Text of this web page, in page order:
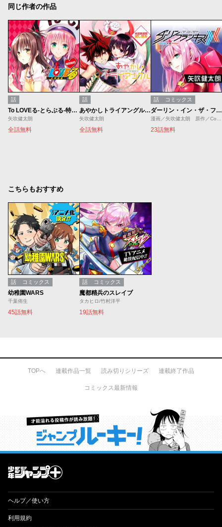
同じ作者の作品
話
To LOVEる-とらぶる-特別読切
矢吹健太朗
全話無料
話
あやかしトライアングル／週刊少年ジャンプ新連載試し読み
矢吹健太朗
全話無料
話 コミックス
ダーリン・イン・ザ・フランキス
23話無料
こちらもおすすめ
話 コミックス
幼稚園WARS
千葉侑生
45話無料
話 コミックス
魔都精兵のスレイブ
タカヒロ/竹村洋平
19話無料
TOPへ 連載作品一覧 読み切りシリーズ 連載終了作品
コミックス最新情報
才能溢れる投稿作が読み放題！ ジャンプルーキー！
ヘルプ／使い方
利用規約